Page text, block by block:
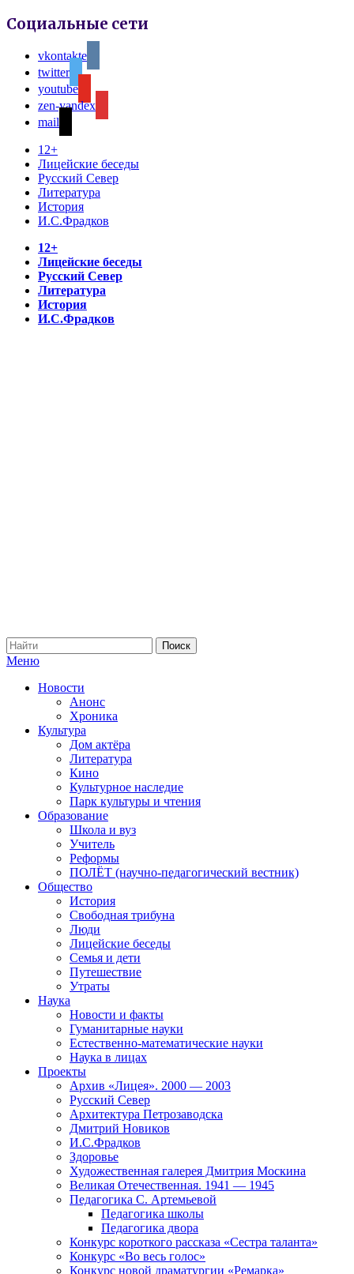
Социальные сети
vkontakte
twitter
youtube
zen-yandex
mail
12+
Лицейские беседы
Русский Север
Литература
История
И.С.Фрадков
12+
Лицейские беседы
Русский Север
Литература
История
И.С.Фрадков
Меню
Новости
Анонс
Хроника
Культура
Дом актёра
Литература
Кино
Культурное наследие
Парк культуры и чтения
Образование
Школа и вуз
Учитель
Реформы
ПОЛЁТ (научно-педагогический вестник)
Общество
История
Свободная трибуна
Люди
Лицейские беседы
Семья и дети
Путешествие
Утраты
Наука
Новости и факты
Гуманитарные науки
Естественно-математические науки
Наука в лицах
Проекты
Архив «Лицея». 2000 — 2003
Русский Север
Архитектура Петрозаводска
Дмитрий Новиков
И.С.Фрадков
Здоровье
Художественная галерея Дмитрия Москина
Великая Отечественная. 1941 — 1945
Педагогика С. Артемьевой
Педагогика школы
Педагогика двора
Конкурс короткого рассказа «Сестра таланта»
Конкурс «Во весь голос»
Конкурс новой драматургии «Ремарка»